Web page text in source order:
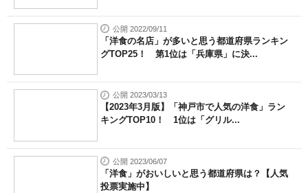
公開 2022/09/11
「洋食の名店」が多いと思う都道府県ランキン
グTOP25！ 第1位は「兵庫県」に決...
公開 2023/03/13
【2023年3月版】「神戸市で人気の洋食」ラン
キングTOP10！ 1位は「グリル...
公開 2023/06/07
「洋食」がおいしいと思う都道府県は？【人気
投票実施中】